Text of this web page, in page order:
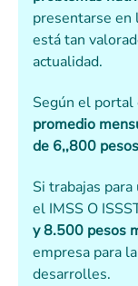
presentarse en
está tan
actualidad.
Según el
promedio
de 6,,800
Si trabajas
el IMSS O
y 8.500 pesos
empresa para
desarrolles.